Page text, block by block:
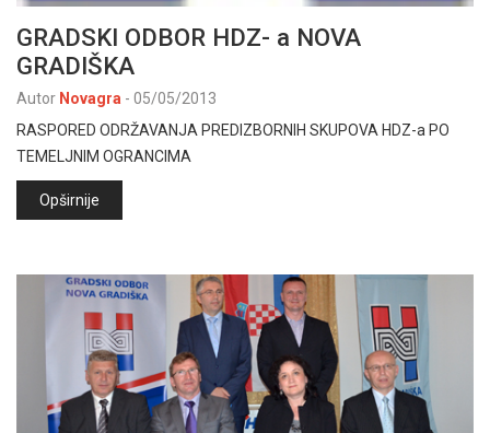
GRADSKI ODBOR HDZ- a NOVA
GRADIŠKA
Autor Novagra - 05/05/2013
RASPORED ODRŽAVANJA PREDIZBORNIH SKUPOVA HDZ-a PO
TEMELJNIM OGRANCIMA
Opširnije